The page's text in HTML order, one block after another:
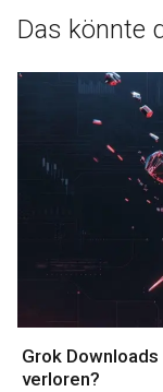
Das könnte
Grok
verloren?